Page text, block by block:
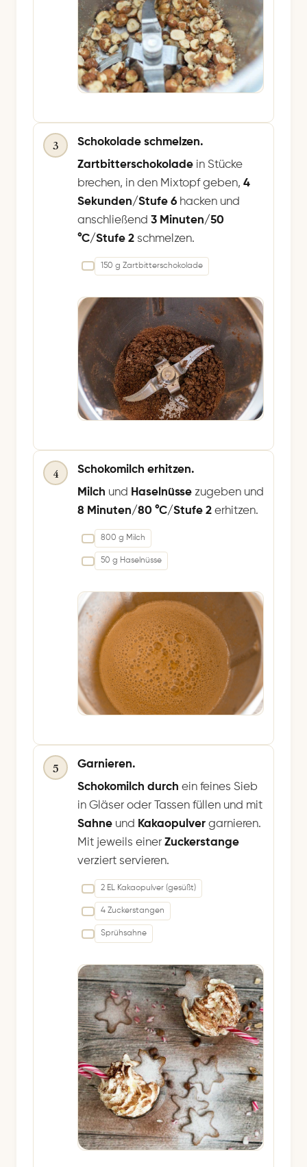
3
Schokolade schmelzen.
Zartbitterschokolade in Stücke
brechen, in den Mixtopf geben, 4
Sekunden/Stufe 6 hacken und
anschließend 3 Minuten/50
°C/Stufe 2 schmelzen.
150 g Zartbitterschokolade
4
Schokomilch erhitzen.
Milch und Haselnüsse zugeben und
8 Minuten/80 °C/Stufe 2 erhitzen.
800 g Milch
50 g Haselnüsse
5
Garnieren.
Schokomilch durch ein feines Sieb
in Gläser oder Tassen füllen und mit
Sahne und Kakaopulver garnieren.
Mit jeweils einer Zuckerstange
verziert servieren.
2 EL Kakaopulver (gesüßt)
4 Zuckerstangen
Sprühsahne